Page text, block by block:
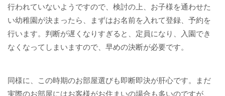
行われていないようですので、検討の上、お子様を通わせた
い幼稚園が決まったら、まずはお名前を入れて登録、予約を
行います。判断が遅くなりすぎると、定員になり、入園でき
なくなってしまいますので、早めの決断が必要です。
同様に、この時期のお部屋選びも即断即決が肝心です。まだ
実際のお部屋にはお客様がお住まいの場合も多いのですが、